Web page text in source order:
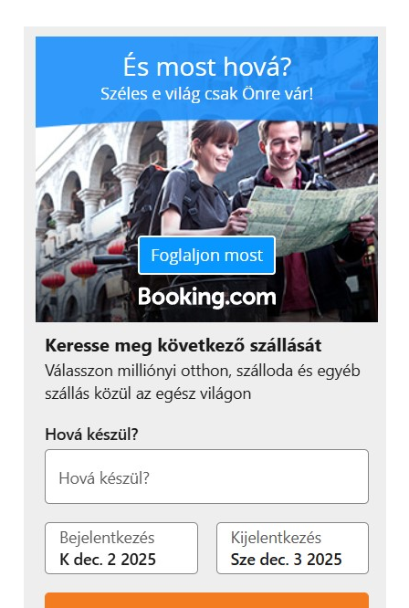
termékmenedzsere. Kiemelkedő képminőségüknek
köszönhetően a Q35-kamerák ideális választásnak
bizonyulnak akkor is, ha például emberek, tárgyak
vagy járművek azonosításához keresnek megoldást
az üzemeltetők, miközben a gyárilag telepített
analitikai funkciók maximálisan támogatják a
proaktív megfigyelést.
Az AXIS Q3518-LVE és az AXIS Q3517-SLVE kamerák
július-augusztustól érhetők el a társaság értékesítési
csatornáin.